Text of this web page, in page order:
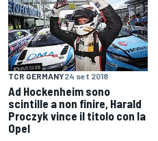
TCR GERMANY24 set 2018
Ad Hockenheim sono
scintille a non finire, Harald
Proczyk vince il titolo con la
Opel